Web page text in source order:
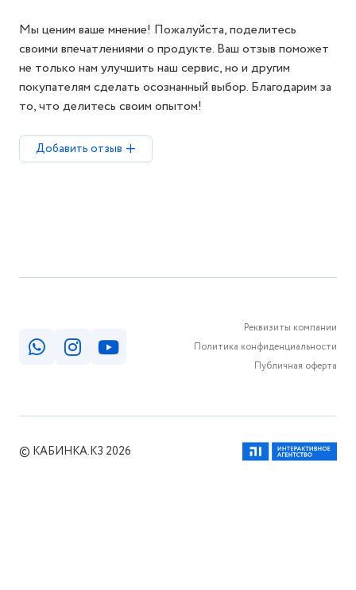
Мы ценим ваше мнение! Пожалуйста, поделитесь
своими впечатлениями о продукте. Ваш отзыв поможет
не только нам улучшить наш сервис, но и другим
покупателям сделать осознанный выбор. Благодарим за
то, что делитесь своим опытом!
Добавить отзыв
Реквизиты компании
Политика конфиденциальности
Публичная оферта
© КАБИНКА.КЗ 2026